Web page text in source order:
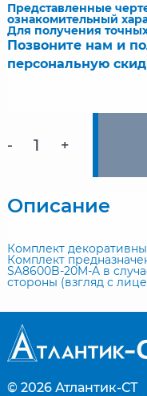
Представленные
ознакомительный
Для получения
Позвоните нам и
персональную
- +
Описание
Комплект
Комплект
SA8600B-20M-A в
стороны (взгляд с
© 2026 Атлантик-СТ